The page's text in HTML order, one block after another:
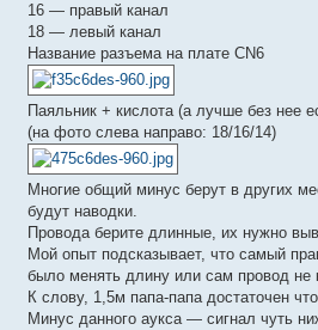
16 — правый канал
18 — левый канал
Название разъема на плате CN6
Паяльник + кислота (а лучше без нее
(на фото слева направо: 18/16/14)
Многие общий минус берут в других
будут наводки.
Провода берите длинные, их нужно
Мой опыт подсказывает, что самый
было менять длину или сам провод не
К слову, 1,5м папа-папа достаточен
Минус данного аукса — сигнал чуть